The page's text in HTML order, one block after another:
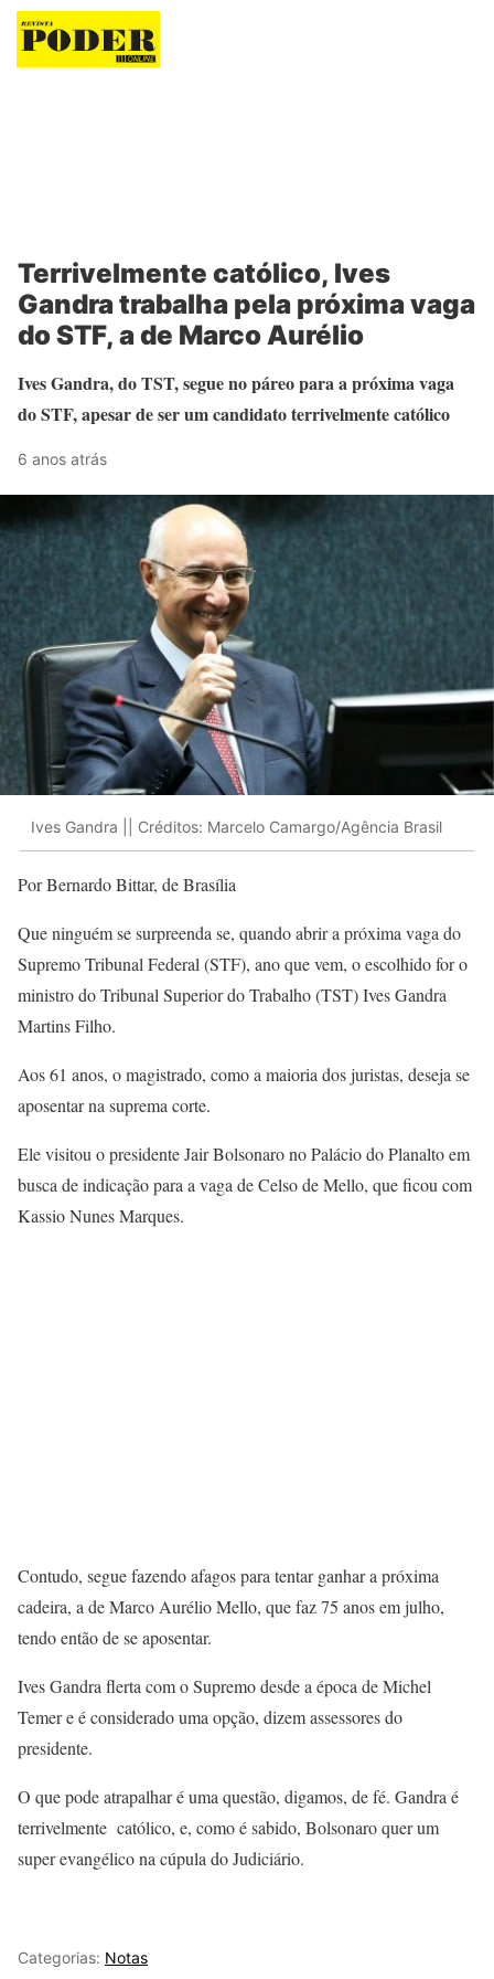
Revista Poder
Terrivelmente católico, Ives
Gandra trabalha pela próxima vaga
do STF, a de Marco Aurélio
Ives Gandra, do TST, segue no páreo para a próxima vaga
do STF, apesar de ser um candidato terrivelmente católico
6 anos atrás
Ives Gandra || Créditos: Marcelo Camargo/Agência Brasil
Por Bernardo Bittar, de Brasília
Que ninguém se surpreenda se, quando abrir a próxima vaga do
Supremo Tribunal Federal (STF), ano que vem, o escolhido for o
ministro do Tribunal Superior do Trabalho (TST) Ives Gandra
Martins Filho.
Aos 61 anos, o magistrado, como a maioria dos juristas, deseja se
aposentar na suprema corte.
Ele visitou o presidente Jair Bolsonaro no Palácio do Planalto em
busca de indicação para a vaga de Celso de Mello, que ficou com
Kassio Nunes Marques.
Contudo, segue fazendo afagos para tentar ganhar a próxima
cadeira, a de Marco Aurélio Mello, que faz 75 anos em julho,
tendo então de se aposentar.
Ives Gandra flerta com o Supremo desde a época de Michel
Temer e é considerado uma opção, dizem assessores do
presidente.
O que pode atrapalhar é uma questão, digamos, de fé. Gandra é
terrivelmente católico, e, como é sabido, Bolsonaro quer um
super evangélico na cúpula do Judiciário.
Categorias: Notas